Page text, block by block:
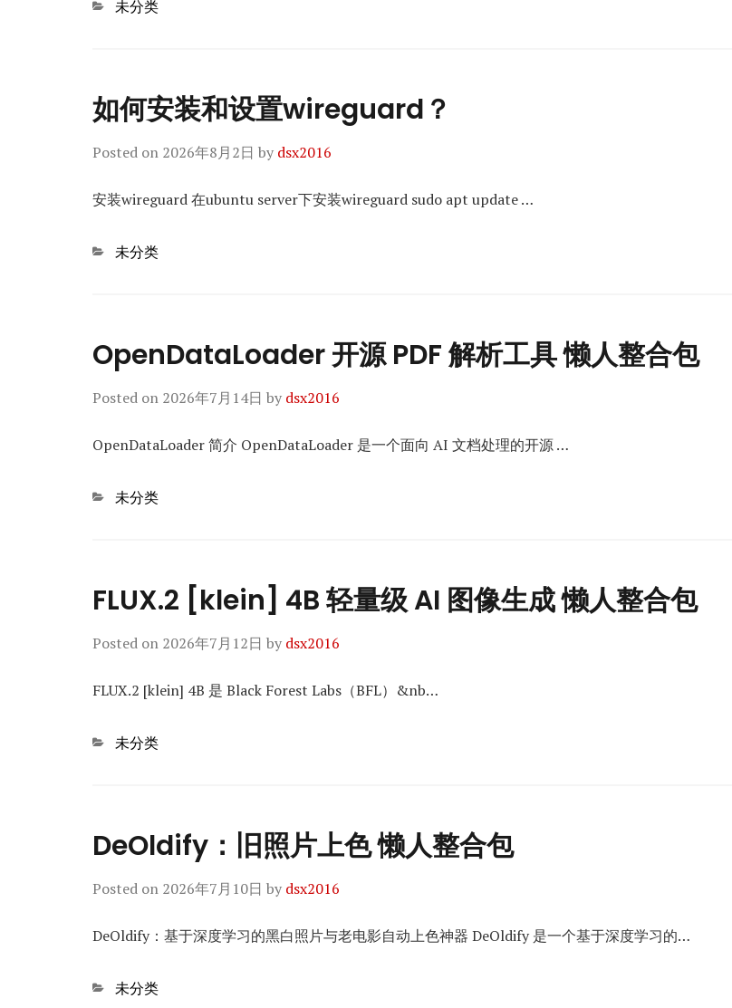
Categories
未分类
如何安装和设置wireguard？
Posted on 2026年8月2日 by dsx2016
安装wireguard 在ubuntu server下安装wireguard sudo apt update …
Categories
未分类
OpenDataLoader 开源 PDF 解析工具 懒人整合包
Posted on 2026年7月14日 by dsx2016
OpenDataLoader 简介 OpenDataLoader 是一个面向 AI 文档处理的开源 …
Categories
未分类
FLUX.2 [klein] 4B 轻量级 AI 图像生成 懒人整合包
Posted on 2026年7月12日 by dsx2016
FLUX.2 [klein] 4B 是 Black Forest Labs（BFL）&nb…
Categories
未分类
DeOldify：旧照片上色 懒人整合包
Posted on 2026年7月10日 by dsx2016
DeOldify：基于深度学习的黑白照片与老电影自动上色神器 DeOldify 是一个基于深度学习的…
Categories
未分类